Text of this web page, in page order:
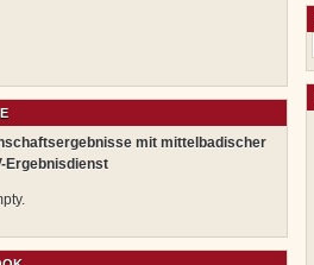
mit mittelbadischer
Ergebnisdienst